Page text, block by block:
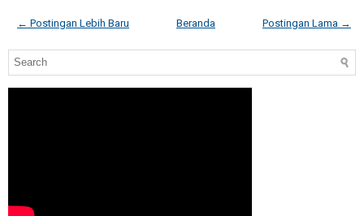
← Postingan Lebih Baru Postingan Lama →
Beranda